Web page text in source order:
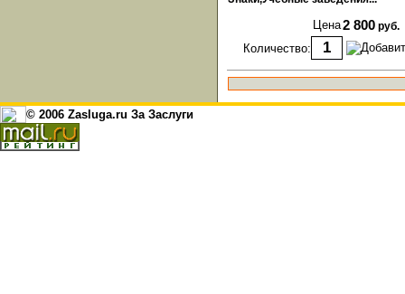
Цена2 800 руб.
Количество:
© 2006 Zasluga.ru За Заслуги